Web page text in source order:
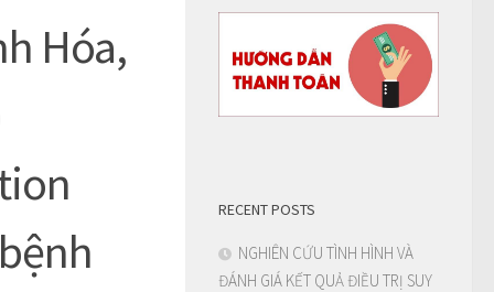
Hóa,
RECENT POSTS
NGHIÊN CỨU TÌNH HÌNH VÀ
ĐÁNH GIÁ KẾT QUẢ ĐIỀU TRỊ SUY